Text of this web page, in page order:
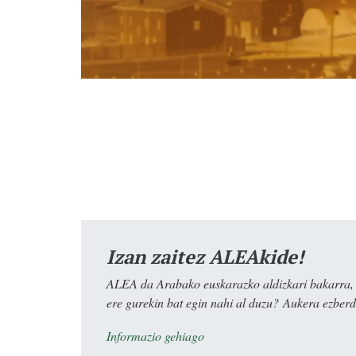
Izan zaitez ALEAkide!
ALEA da Arabako euskarazko aldizkari
ere gurekin bat egin nahi al duzu? Aukera
Informazio gehiago